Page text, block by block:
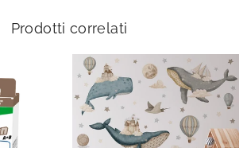
Prodotti correlati